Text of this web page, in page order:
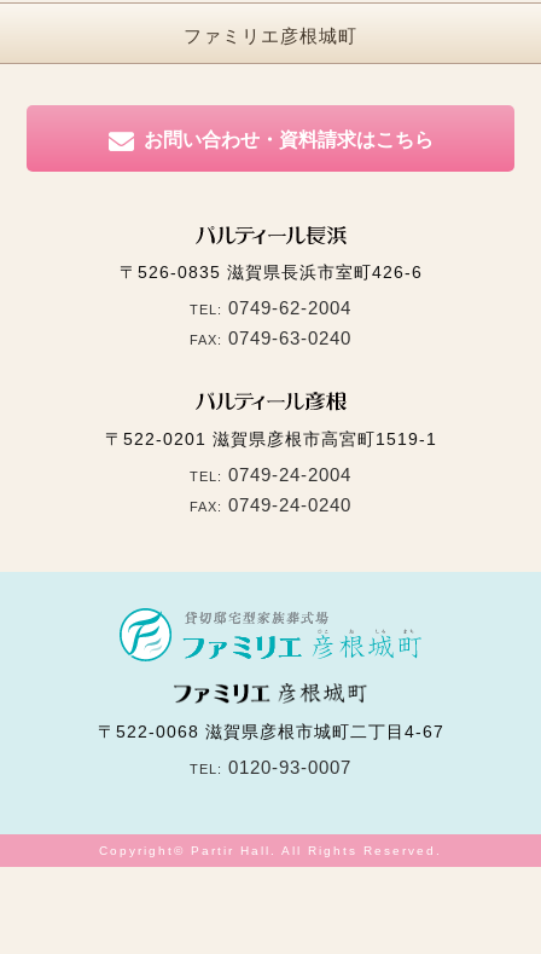
ファミリエ彦根城町
お問い合わせ・資料請求はこちら
〒526-0835 滋賀県長浜市室町426-6
TEL: 0749-62-2004
FAX: 0749-63-0240
〒522-0201 滋賀県彦根市高宮町1519-1
TEL: 0749-24-2004
FAX: 0749-24-0240
〒522-0068 滋賀県彦根市城町二丁目4-67
TEL: 0120-93-0007
Copyright© Partir Hall. All Rights Reserved.